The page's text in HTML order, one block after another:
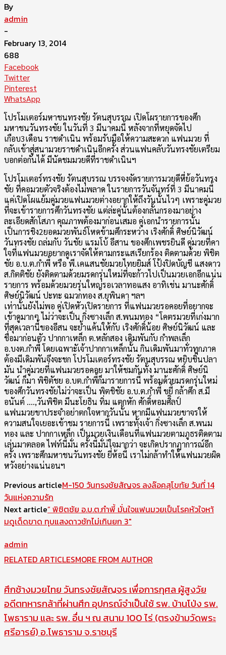
By
admin
-
February 13, 2014
688
Facebook
Twitter
Pinterest
WhatsApp
โปรโมเตอร์มหาชนทรงชัย รัตนสุบรรณ เปิดโผรายการของศึก
มหาชนวันทรงชัย ในวันที่ 3 มีนาคมนี้ หลังจากที่หยุดจัดไป
เกือบ3เดือน ราชดำเนิน พร้อมรับมือให้ความสะดวก แฟนมวย ที่
กลับเข้าสู่สนามวยราชดำเนินอีกครั้ง ส่วนแฟนคลับวันทรงชัยเตรียม
บอกต่อกันได้ มีนัดชมมวยดีที่ราชดำเนินฯ
โปรโมเตอร์ทรงชัย รัตนสุบรรณ บรรจงจัดรายการมวยดีหี่ย้อวันทรง
ชัย ที่คอมวยตัวจริงต้องไม่พลาด ในรายการวันจันทร์ที่ 3 มีนาคมนี้
แค่เปิดโผแย้มคู่มวยแฟนมวยต่างอยากให้ถึงวันนั้นไวๆ เพราะคู่มวย
ที่จะเข้ารายการศึกวันทรงชัย แต่ล่ะคู่นั้นต้องกลั้นกรองมาอย่าง
ละเอียดสักโสภา คุณภาพต้องมาก่อนเสมอ คู่เอกนำรายการนั้น
เป็นการชิง2ยอดมวยพันธ์โหดข้ามศึกระหว่าง เริงศักดิ์ ศิษย์นิวัฒน์
วันทรงชัย ถล่มกับ วันชัย แรมโบ้ อีสาน ของศึกเพชรยินดี คู่มวยที่คา
ใจที่แฟนมวยอยากดูเราจัดให้ตามกระแสเรียกร้อง ติดตามด้วย พิชิต
ชัย อ.บ.ต.กำพี้ หรือ พี.เคแสนชัยมวยไทยยิมส์ โป้งปิดบัญชี แสงดาว
ส.กิตติชัย ยังติดตามด้วยมรดกรุ่นใหม่ที่จะก้าวไปเป็นมวยเอกอีกแน่น
รายการ พร้อมด้วยมวยรุ่นใหญ่รอเวลาทอแสง อาทิเช่น มานะศักดิ์
ศิษย์นิวัฒน์ ปะทะ ฉมวกทอง ส.ยุพินดา ฯลฯ
เท่านั้นยังไม่พอ คู่เปิดหัวเปิดรายการ ที่แฟนมวยรอคอยที่อยากจะ
เข้าดูมากๆ ไม่ว่าจะเป็น กิ่งซางเล็ก ส.พนมทอง “โคตรมวยที่เก่งมาก
ที่สุดเวลานี้ของอีสน จะย้ำแค้นให้กับ เริงศักดิ์น้อย ศิษย์นิวัฒน์ และ
ชื่อมาก่อนตัว ปากกาเหล็ก ต.หลักสอง เดิมพันกับ กำพลเล็ก
อ.บงต.กำพี้ โดยเฉพาะัเจ้าปากกาเหล็กนั้น กินเดิมพันมาทั่วทุกภาค
ต้องมีเดิมพันจึงจะชก โปรโมเตอร์ทรงชัย รัตนสุบรรณ หยิบชิ้นปลา
มัน นำคู่มวยที่แฟนมวยรอคอย มาให้ชมกันทั้ง มานะศักดิ์ ศิษย์นิ
วัฒน์ ก็มา พิชิตัชย อ.บต.กำพี้ก็มารายการนี้ พร้อมด้วยมรดกรุ่นใหม่
ของศึกวันทรงชัยไม่ว่าจะเป็น พิตชิชัย อ.บ.ต.กำพี้ ขยี้ กล้าศึก ส.มี
อนันต์ ….,วันพิชิต มีนะโยธิน ทิ่ม แตกหัก ศักดิ์หอมศิิลป์
แฟนมวยขาประจำอย่าตกใจหากวันนั้น หากมีแฟนมวยขาจรให้
ความสนใจเยอะเข้าชม รายการนี้ เพราะทั้งเจ้า กิ่งซางเล็ก ส.พนม
ทอง และ ปากกาเหล็ก เป็นมวยเงินเดือนที่แฟนมวยตามภูธรติดตาม
เล่นมาตลอด ไฟท์นี้มั่น ครั้งนี้มั่น่ใจมากว่า จะเกิดปรากฏาการณ์อีก
ครั้ง เพราะศึกมหาชนวันทรงชัย ยี่ห้อนี้ เราไม่กล้าทำให้แฟนมวยผิด
หวังอย่างแน่นอนฯ
Previous articleM-150 วันทรงชัยสัญจร ลงล๊อคสุโขทัย วันที่ 14
Next article” พิชิตชัย อ.บ.ต.กำพี้ มั่นใจแฟนมวยเป็นโรคหัวใจหา้
มดูเด็ดขาด ทุบแสงดาวชักไม่เกินยก 3″
admin
RELATED ARTICLESMORE FROM AUTHOR
ศึกช้างมวยไทย วันทรงชัยสัญจร เพื่อการกุศล ผู้สูงวัย
อดีตทหารกล้าที่ผ่านศึก อุปกรณ์จำเป็นใช้ รพ. บ้านโป่ง รพ.
โพธาราม และ รพ. อื่น ฯ ณ สนาม 100 ไร่ (ตรงข้ามวัดพระ
ศรีอารย์) อ.โพธาราม จ.ราชบุรี